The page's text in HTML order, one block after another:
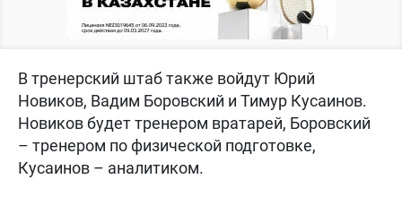
В тренерский штаб также войдут Юрий
Новиков, Вадим Боровский и Тимур Кусаинов.
Новиков будет тренером вратарей, Боровский
– тренером по физической подготовке,
Кусаинов – аналитиком.